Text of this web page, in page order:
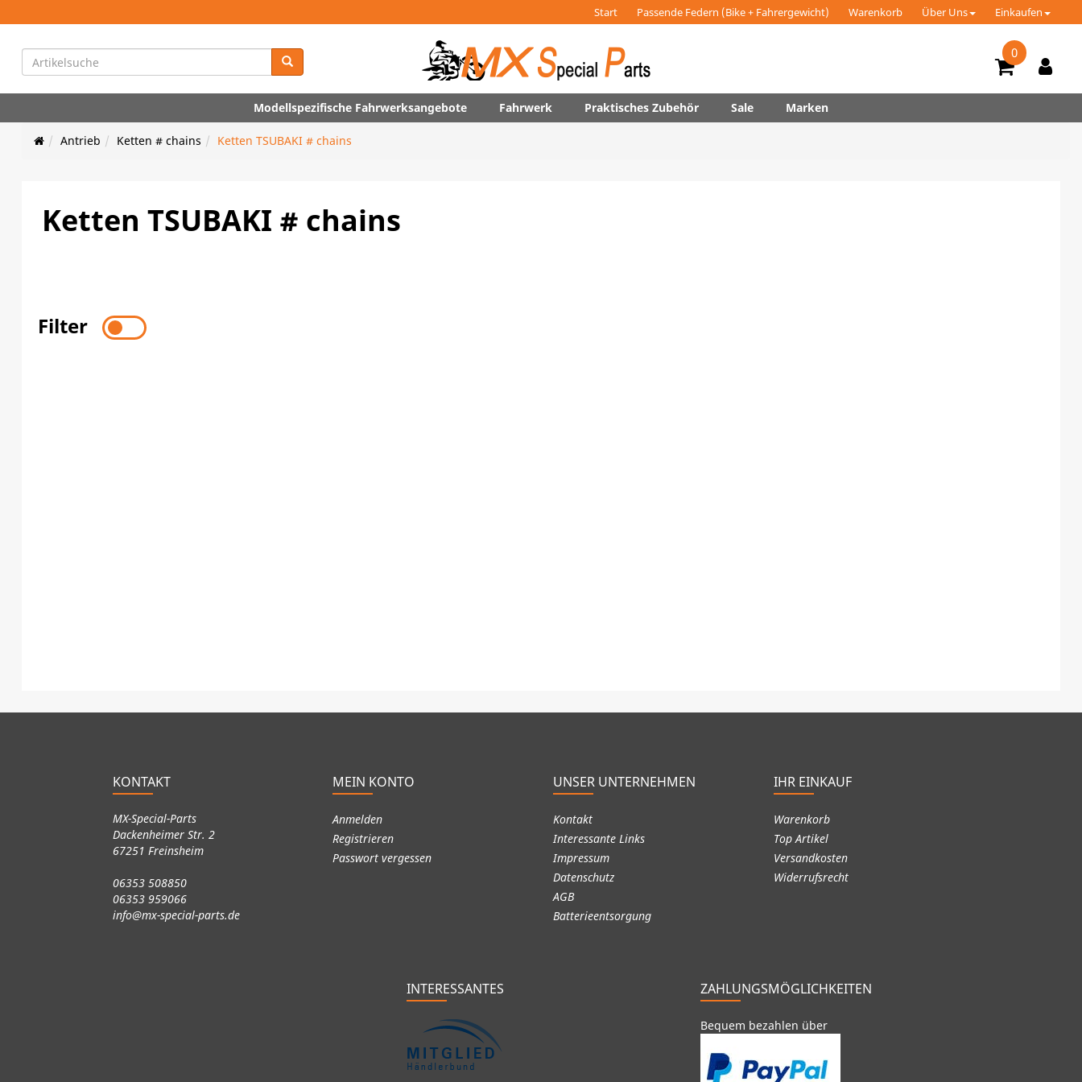
Start Passende Federn (Bike + Fahrergewicht) Warenkorb Über Uns Einkaufen
0
Modellspezifische Fahrwerksangebote Fahrwerk Praktisches Zubehör Sale Marken
Antrieb Ketten # chains Ketten TSUBAKI # chains
Ketten TSUBAKI # chains
Filter
KONTAKT
MX-Special-Parts
Dackenheimer Str. 2
67251 Freinsheim
06353 508850
06353 959066
info@mx-special-parts.de
MEIN KONTO
Anmelden
Registrieren
Passwort vergessen
UNSER UNTERNEHMEN
Kontakt
Interessante Links
Impressum
Datenschutz
AGB
Batterieentsorgung
IHR EINKAUF
Warenkorb
Top Artikel
Versandkosten
Widerrufsrecht
INTERESSANTES ZAHLUNGSMÖGLICHKEITEN
Bequem bezahlen über